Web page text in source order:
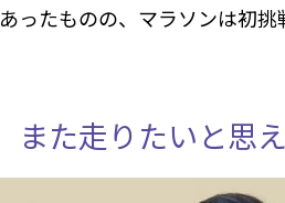
ったものの、マラソンは初
た走りたいと思